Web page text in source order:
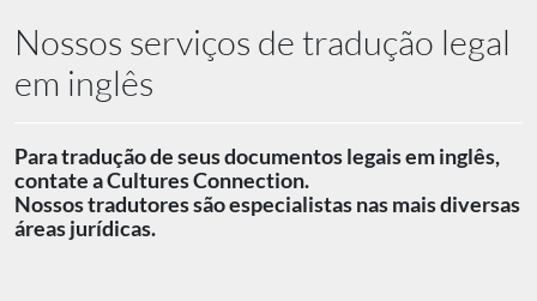
Nossos serviços de tradução legal
em inglês
Para tradução de seus documentos legais em inglês,
contate a Cultures Connection.
Nossos tradutores são especialistas nas mais diversas
áreas jurídicas.